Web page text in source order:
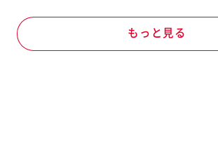
春の野菜
もっと見る